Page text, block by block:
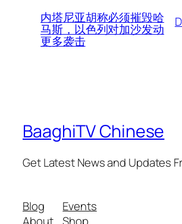
内塔尼亚胡称必须摧毁哈
马斯，以色列对加沙发动
更多袭击
BaaghiTV Chinese
Get Latest News and Updates
Blog
Events